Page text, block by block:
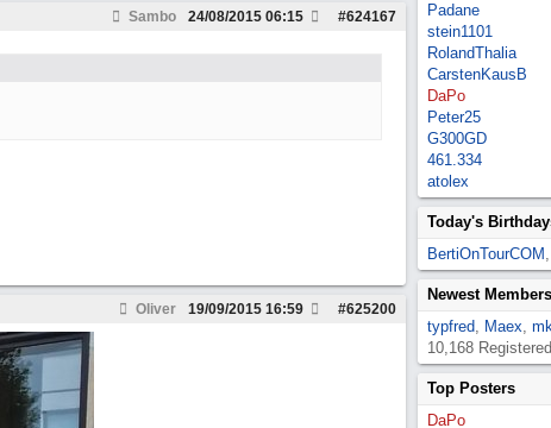
Sambo #624167
24/08/2015 06:15
Oliver #625200
19/09/2015 16:59
Padane
stein1101
RolandThalia
CarstenKausB
DaPo
Peter25
G300GD
461.334
atolex
Today's
BertiOnTourCOM
Newest Members
typfred, Maex,
10,168
Top Posters
DaPo